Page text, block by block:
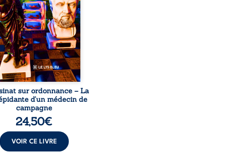
Depuis septembre
il raconte le long combat
conduit à être écarté du
médical, malgré une
de première instance
sur ordonnance – La
d’un médecin de
campagne
24,50€
VOIR CE LIVRE